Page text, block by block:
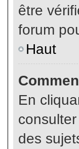
être
forum
Haut
En
des